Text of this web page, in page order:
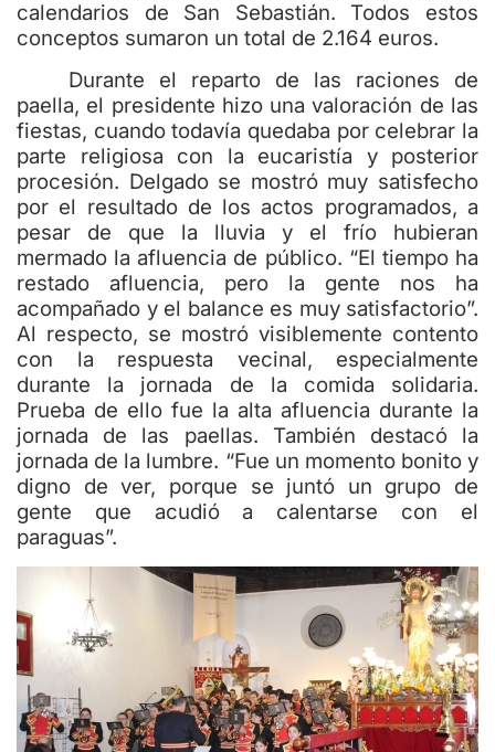
calendarios de San Sebastián. Todos estos
conceptos sumaron un total de 2.164 euros.
Durante el reparto de las raciones de
paella, el presidente hizo una valoración de las
fiestas, cuando todavía quedaba por celebrar la
parte religiosa con la eucaristía y posterior
procesión. Delgado se mostró muy satisfecho
por el resultado de los actos programados, a
pesar de que la lluvia y el frío hubieran
mermado la afluencia de público. “El tiempo ha
restado afluencia, pero la gente nos ha
acompañado y el balance es muy satisfactorio”.
Al respecto, se mostró visiblemente contento
con la respuesta vecinal, especialmente
durante la jornada de la comida solidaria.
Prueba de ello fue la alta afluencia durante la
jornada de las paellas. También destacó la
jornada de la lumbre. “Fue un momento bonito y
digno de ver, porque se juntó un grupo de
gente que acudió a calentarse con el
paraguas”.